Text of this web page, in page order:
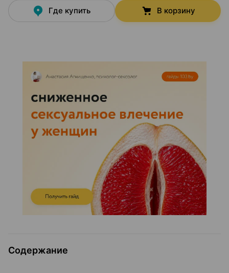
Где купить В корзину
Содержание